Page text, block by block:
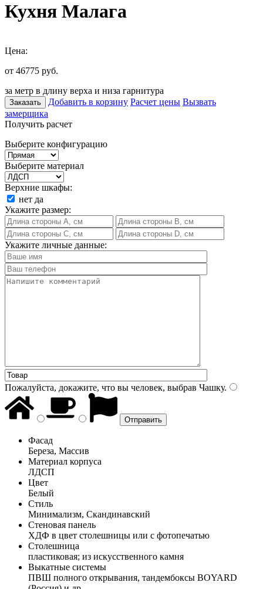
Кухня Малага
Цена:
от 46775 руб.
за метр в длину верха и низа гарнитура
Заказать Добавить в корзину Расчет цены Вызвать
замерщика
Получить расчет
Выберите конфигурацию
Выберите материал
Верхние шкафы:
нет да
Укажите размер:
Укажите личные данные:
Пожалуйста, докажите, что вы человек, выбрав Чашку.
Фасад
Береза, Массив
Материал корпуса
ЛДСП
Цвет
Белый
Стиль
Минимализм, Скандинавский
Стеновая панель
ХДФ в цвет столешницы или с фотопечатью
Столешница
пластиковая; из искусственного камня
Выкатные системы
ПВШ полного открывания, тандембоксы BOYARD